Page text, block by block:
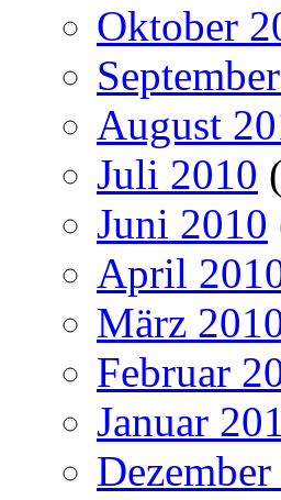
Oktober
August
Juli 2010
Juni 2010
April
März
Februar
Januar